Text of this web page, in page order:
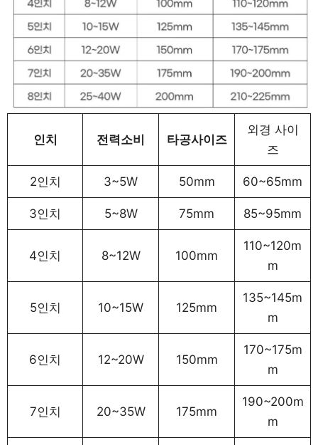
인치 전력소비 타공사이즈
외경 사이
즈
2인치 3~5W 50mm 60~65mm
3인치 5~8W 75mm 85~95mm
4인치 8~12W 100mm
110~120m
m
5인치 10~15W 125mm
135~145m
m
6인치 12~20W 150mm
170~175m
m
7인치 20~35W 175mm
190~200m
m